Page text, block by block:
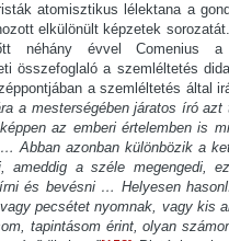
atomisztikus lélektana a
elkülönült képzetek
néhány évvel Comenius
összefoglaló a szemléltetés
a szemléltetés által
a mesterségében járatos író
az emberi értelemben is
Abban azonban különbözik a
ameddig a széle megengedi,
és bevésni … Helyesen
pecsétet nyomnak, vagy kis
tapintásom érint, olyan